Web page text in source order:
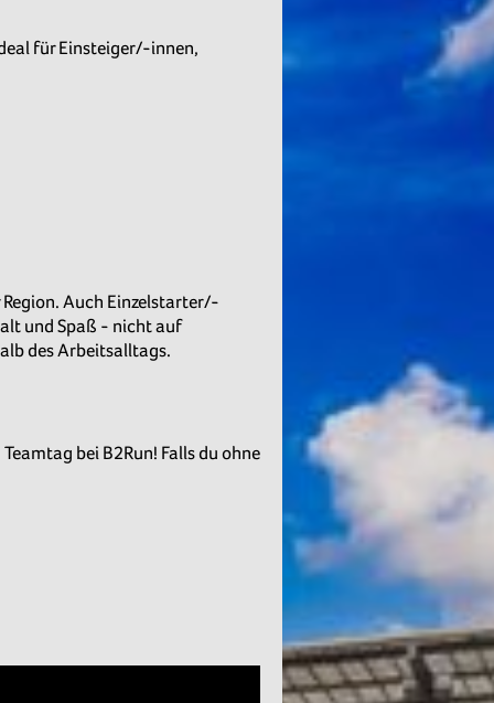
für Einsteiger/-innen,
Auch Einzelstarter/-
und Spaß - nicht auf
des Arbeitsalltags.
bei B2Run! Falls du ohne